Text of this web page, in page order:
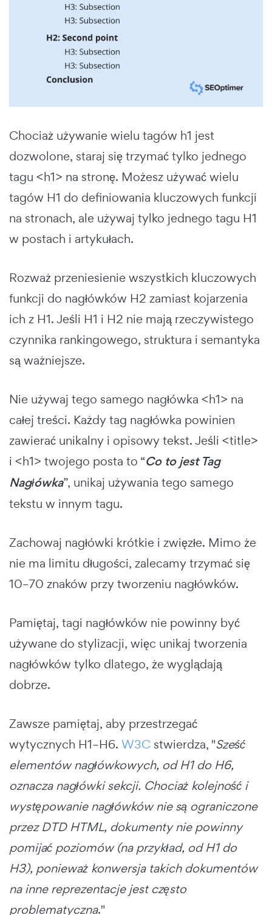
Chociaż używanie wielu tagów h1 jest
dozwolone, staraj się trzymać tylko jednego
tagu <h1> na stronę. Możesz używać wielu
tagów H1 do definiowania kluczowych funkcji
na stronach, ale używaj tylko jednego tagu H1
w postach i artykułach.
Rozważ przeniesienie wszystkich kluczowych
funkcji do nagłówków H2 zamiast kojarzenia
ich z H1. Jeśli H1 i H2 nie mają rzeczywistego
czynnika rankingowego, struktura i semantyka
są ważniejsze.
Nie używaj tego samego nagłówka <h1> na
całej treści. Każdy tag nagłówka powinien
zawierać unikalny i opisowy tekst. Jeśli <title>
i <h1> twojego posta to “Co to jest Tag
Nagłówka”, unikaj używania tego samego
tekstu w innym tagu.
Zachowaj nagłówki krótkie i zwięzłe. Mimo że
nie ma limitu długości, zalecamy trzymać się
10–70 znaków przy tworzeniu nagłówków.
Pamiętaj, tagi nagłówków nie powinny być
używane do stylizacji, więc unikaj tworzenia
nagłówków tylko dlatego, że wyglądają
dobrze.
Zawsze pamiętaj, aby przestrzegać
wytycznych H1–H6. W3C stwierdza, "Sześć
elementów nagłówkowych, od H1 do H6,
oznacza nagłówki sekcji. Chociaż kolejność i
występowanie nagłówków nie są ograniczone
przez DTD HTML, dokumenty nie powinny
pomijać poziomów (na przykład, od H1 do
H3), ponieważ konwersja takich dokumentów
na inne reprezentacje jest często
problematyczna."